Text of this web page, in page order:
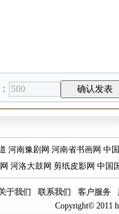
河南豫剧网 河南省书画网 中
河洛大鼓网 剪纸皮影网 中国
于我们 联系我们 客户服务
Copyright© 2011